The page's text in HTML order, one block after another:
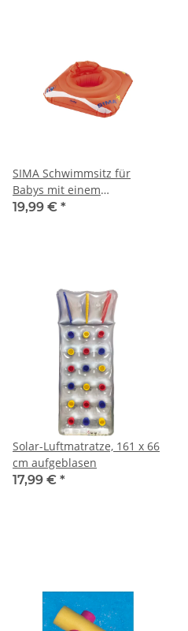
SIMA Schwimmsitz für
Babys mit einem
Körpergewicht bis 11 kg
19,99 € *
Solar-Luftmatratze, 161 x 66
cm aufgeblasen
17,99 € *